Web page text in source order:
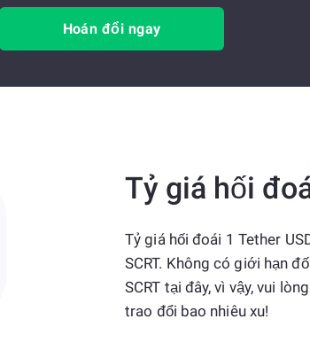
Hoán đổi ngay
Tỷ giá hối
Tỷ giá hối đoái 1 Tether
SCRT. Không có giới hạn
SCRT tại đây, vì vậy, vui
trao đổi bao nhiêu xu!